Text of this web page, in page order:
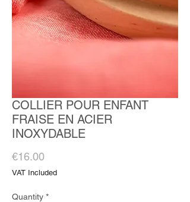
COLLIER POUR ENFANT
FRAISE EN ACIER
INOXYDABLE
€16.00Price
VAT Included
Quantity *